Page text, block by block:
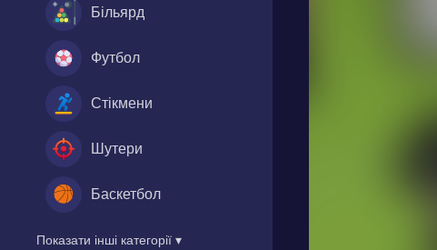
Більярд
Футбол
Стікмени
Шутери
Баскетбол
Показати інші категорії ▾